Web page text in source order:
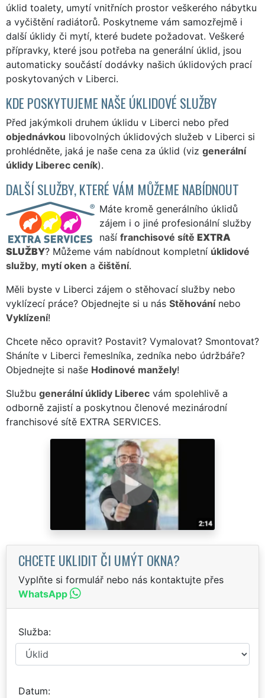
úklid toalety, umytí vnitřních prostor veškerého nábytku
a vyčištění radiátorů. Poskytneme vám samozřejmě i
další úklidy či mytí, které budete požadovat. Veškeré
přípravky, které jsou potřeba na generální úklid, jsou
automaticky součástí dodávky našich úklidových prací
poskytovaných v Liberci.
KDE POSKYTUJEME NAŠE ÚKLIDOVÉ SLUŽBY
Před jakýmkoli druhem úklidu v Liberci nebo před
objednávkou libovolných úklidových služeb v Liberci si
prohlédněte, jaká je naše cena za úklid (viz generální
úklidy Liberec ceník).
DALŠÍ SLUŽBY, KTERÉ VÁM MŮŽEME NABÍDNOUT
Máte kromě generálního úklidů
zájem i o jiné profesionální služby
naší franchisové sítě EXTRA
SLUŽBY? Můžeme vám nabídnout kompletní úklidové
služby, mytí oken a čištění.
Měli byste v Liberci zájem o stěhovací služby nebo
vyklízecí práce? Objednejte si u nás Stěhovánínebo
Vyklízení!
Chcete něco opravit? Postavit? Vymalovat? Smontovat?
Sháníte v Liberci řemeslníka, zedníka nebo údržbáře?
Objednejte si naše Hodinové manžely!
Službu generální úklidy Liberec vám spolehlivě a
odborně zajistí a poskytnou členové mezinárodní
franchisové sítě EXTRA SERVICES.
CHCETE UKLIDIT ČI UMÝT OKNA?
Vyplňte si formulář nebo nás kontaktujte přes
WhatsApp
Služba
Datum